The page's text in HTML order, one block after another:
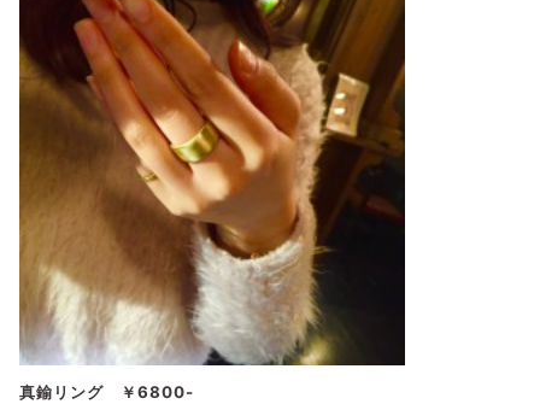
真鍮リング ￥6800-